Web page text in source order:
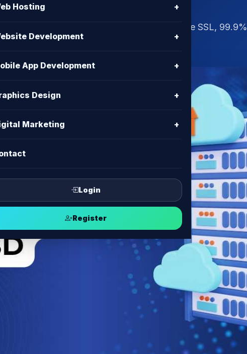
Hosting +
Development +
App Development +
Design +
Marketing +
Login
Register
Offer BD – Best Price, Free Migration, Free SSL, 99.9%